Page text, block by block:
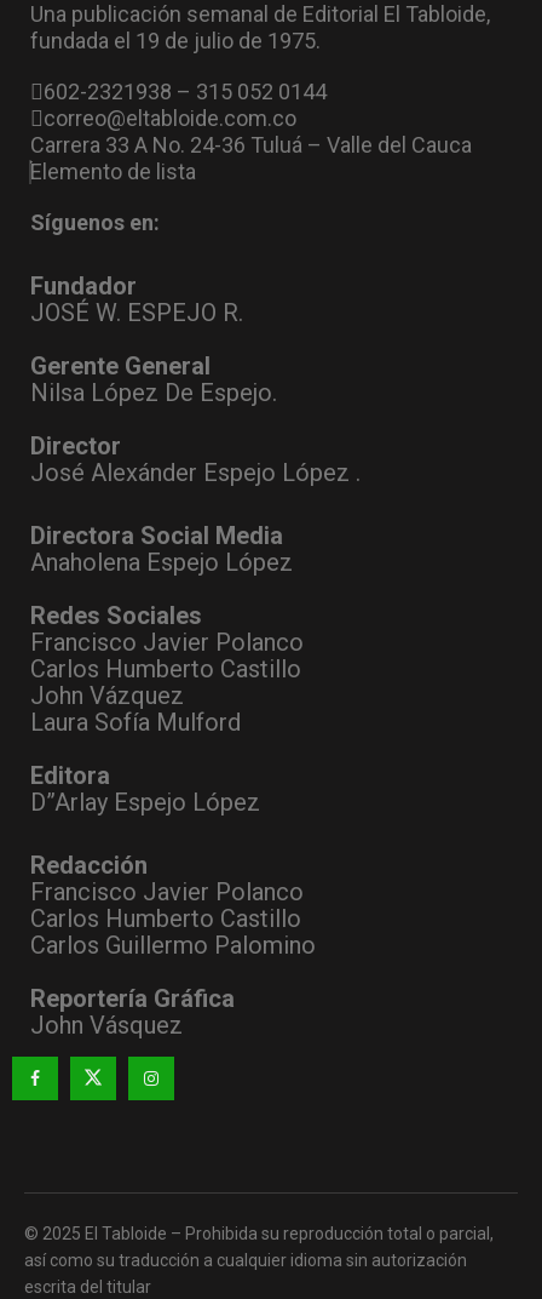
Una publicación semanal de Editorial El Tabloide,
fundada el 19 de julio de 1975.
602-2321938 – 315 052 0144
correo@eltabloide.com.co
Carrera 33 A No. 24-36 Tuluá – Valle del Cauca
Elemento de lista
Síguenos en:
Fundador
JOSÉ W. ESPEJO R.
Gerente General
Nilsa López De Espejo.
Director
José Alexánder Espejo López .
Directora Social Media
Anaholena Espejo López
Redes Sociales
Francisco Javier Polanco
Carlos Humberto Castillo
John Vázquez
Laura Sofía Mulford
Editora
D”Arlay Espejo López
Redacción
Francisco Javier Polanco
Carlos Humberto Castillo
Carlos Guillermo Palomino
Reportería Gráfica
John Vásquez
© 2025 El Tabloide – Prohibida su reproducción total o parcial,
así como su traducción a cualquier idioma sin autorización
escrita del titular